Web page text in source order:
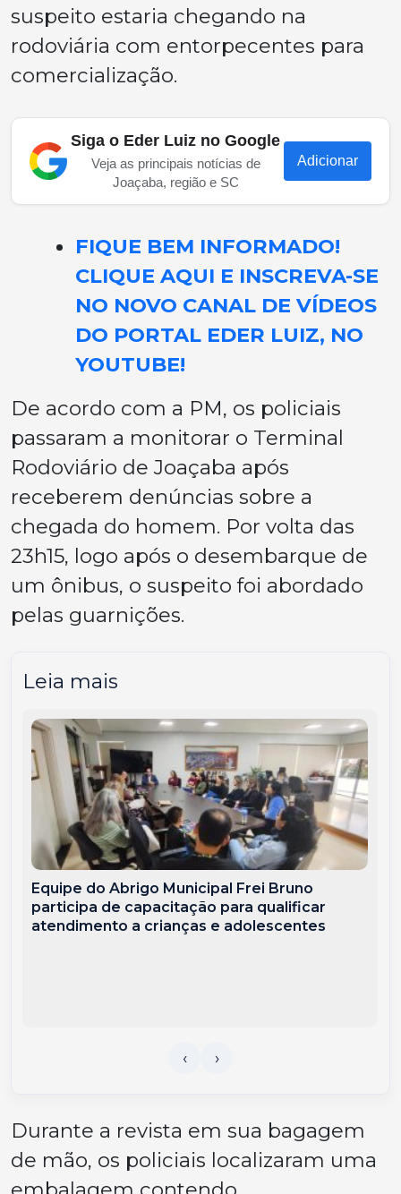
suspeito estaria chegando na
rodoviária com entorpecentes para
comercialização.
Siga o Eder Luiz no Google
Veja as principais notícias de
Joaçaba, região e SC
Adicionar
FIQUE BEM INFORMADO!
CLIQUE AQUI E INSCREVA-SE
NO NOVO CANAL DE VÍDEOS
DO PORTAL EDER LUIZ, NO
YOUTUBE!
De acordo com a PM, os policiais
passaram a monitorar o Terminal
Rodoviário de Joaçaba após
receberem denúncias sobre a
chegada do homem. Por volta das
23h15, logo após o desembarque de
um ônibus, o suspeito foi abordado
pelas guarnições.
Leia mais
Equipe do Abrigo Municipal Frei Bruno
participa de capacitação para qualificar
atendimento a crianças e adolescentes
Durante a revista em sua bagagem
de mão, os policiais localizaram uma